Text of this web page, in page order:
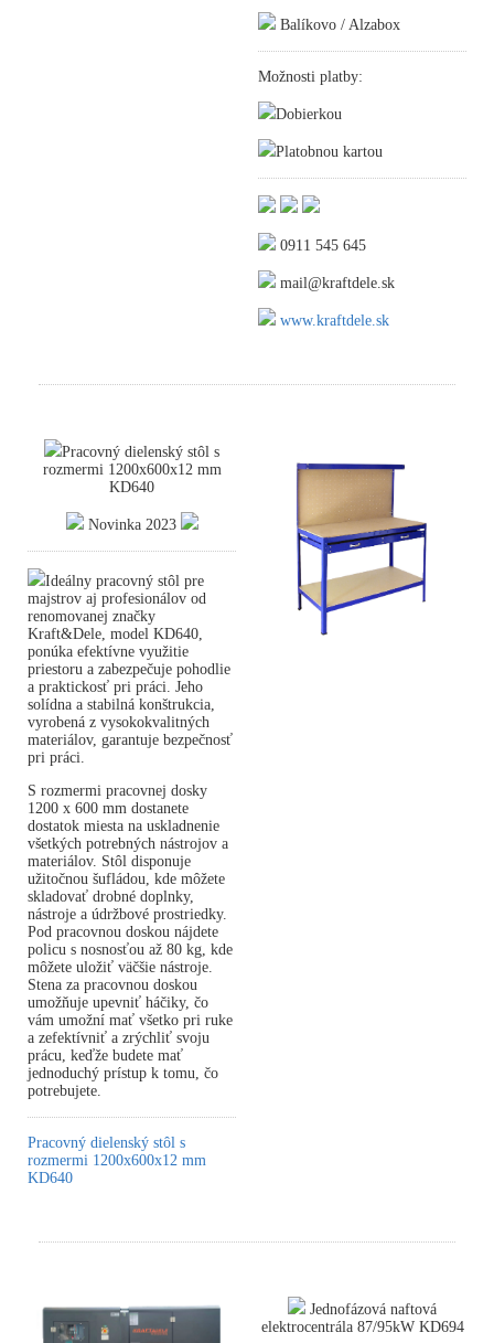
Balíkovo / Alzabox
Možnosti platby:
Dobierkou
Platobnou kartou
0911 545 645
mail@kraftdele.sk
www.kraftdele.sk
Pracovný dielenský stôl s
rozmermi 1200x600x12 mm
KD640
Novinka 2023
Ideálny pracovný stôl pre
majstrov aj profesionálov od
renomovanej značky
Kraft&Dele, model KD640,
ponúka efektívne využitie
priestoru a zabezpečuje pohodlie
a praktickosť pri práci. Jeho
solídna a stabilná konštrukcia,
vyrobená z vysokokvalitných
materiálov, garantuje bezpečnosť
pri práci.
S rozmermi pracovnej dosky
1200 x 600 mm dostanete
dostatok miesta na uskladnenie
všetkých potrebných nástrojov a
materiálov. Stôl disponuje
užitočnou šufládou, kde môžete
skladovať drobné doplnky,
nástroje a údržbové prostriedky.
Pod pracovnou doskou nájdete
policu s nosnosťou až 80 kg, kde
môžete uložiť väčšie nástroje.
Stena za pracovnou doskou
umožňuje upevniť háčiky, čo
vám umožní mať všetko pri ruke
a zefektívniť a zrýchliť svoju
prácu, keďže budete mať
jednoduchý prístup k tomu, čo
potrebujete.
Pracovný dielenský stôl s
rozmermi 1200x600x12 mm
KD640
Jednofázová naftová
elektrocentrála 87/95kW KD694